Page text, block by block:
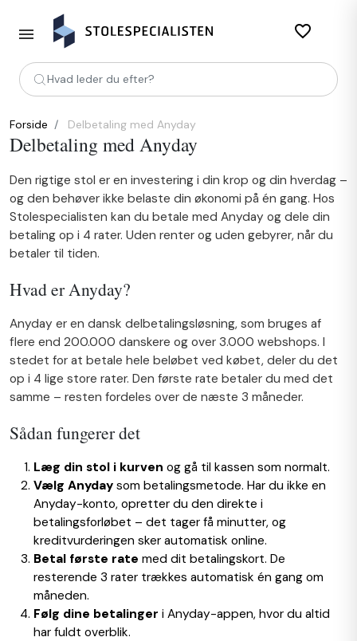
favorite_border
Hvad leder du efter?
Forside Delbetaling med Anyday
Delbetaling med Anyday
Den rigtige stol er en investering i din krop og din hverdag –
og den behøver ikke belaste din økonomi på én gang. Hos
Stolespecialisten kan du betale med Anyday og dele din
betaling op i 4 rater. Uden renter og uden gebyrer, når du
betaler til tiden.
Hvad er Anyday?
Anyday er en dansk delbetalingsløsning, som bruges af
flere end 200.000 danskere og over 3.000 webshops. I
stedet for at betale hele beløbet ved købet, deler du det
op i 4 lige store rater. Den første rate betaler du med det
samme – resten fordeles over de næste 3 måneder.
Sådan fungerer det
Læg din stol i kurven og gå til kassen som normalt.
Vælg Anyday som betalingsmetode. Har du ikke en
Anyday-konto, opretter du den direkte i
betalingsforløbet – det tager få minutter, og
kreditvurderingen sker automatisk online.
Betal første rate med dit betalingskort. De
resterende 3 rater trækkes automatisk én gang om
måneden.
Følg dine betalinger i Anyday-appen, hvor du altid
har fuldt overblik.